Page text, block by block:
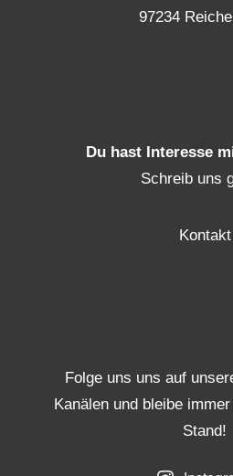
97234
Du hast Interesse
Schreib uns
Kontakt
Folge uns uns auf
Kanälen und bleibe
Stand!